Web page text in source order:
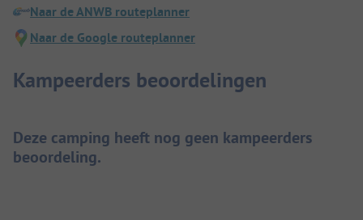
Naar de ANWB routeplanner
Naar de Google routeplanner
Kampeerders beoordelingen
Deze camping heeft nog geen kampeerders
beoordeling.